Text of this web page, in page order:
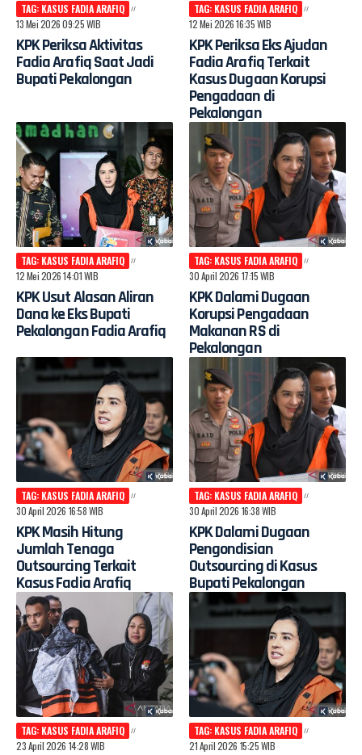
TAG: KASUS FADIA ARAFIQ
13 Mei 2026 09:25 WIB
KPK Periksa Aktivitas
Fadia Arafiq Saat Jadi
Bupati Pekalongan
TAG: KASUS FADIA ARAFIQ
12 Mei 2026 16:35 WIB
KPK Periksa Eks Ajudan
Fadia Arafiq Terkait
Kasus Dugaan Korupsi
Pengadaan di
Pekalongan
TAG: KASUS FADIA ARAFIQ
12 Mei 2026 14:01 WIB
KPK Usut Alasan Aliran
Dana ke Eks Bupati
Pekalongan Fadia Arafiq
TAG: KASUS FADIA ARAFIQ
30 April 2026 17:15 WIB
KPK Dalami Dugaan
Korupsi Pengadaan
Makanan RS di
Pekalongan
TAG: KASUS FADIA ARAFIQ
30 April 2026 16:58 WIB
KPK Masih Hitung
Jumlah Tenaga
Outsourcing Terkait
Kasus Fadia Arafiq
TAG: KASUS FADIA ARAFIQ
30 April 2026 16:38 WIB
KPK Dalami Dugaan
Pengondisian
Outsourcing di Kasus
Bupati Pekalongan
TAG: KASUS FADIA ARAFIQ
23 April 2026 14:28 WIB
TAG: KASUS FADIA ARAFIQ
21 April 2026 15:25 WIB